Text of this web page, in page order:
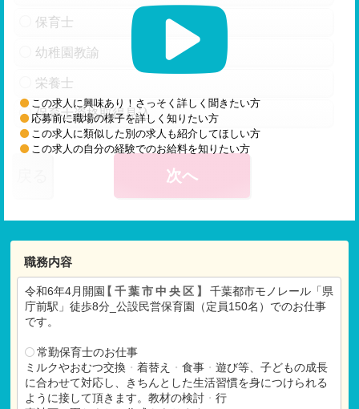
この求人に興味あり！さっそく詳しく聞きたい方
応募前に職場の様子を詳しく知りたい方
この求人に類似した別の求人も紹介してほしい方
この求人の自分の経験でのお給料を知りたい方
保育士
幼稚園教諭
栄養士
保育士資格取得見込
次へ
職務内容
令和6年4月開園【千葉市中央区】 千葉都市モノレール「県
庁前駅」徒歩8分_公設民営保育園（定員150名）でのお仕事
です。
常勤保育士のお仕事
ミルクやおむつ交換・ 着替え ・ 食事・ 遊び等、子どもの成長
に合わせて対応し、きちんとした生活習慣を身につけられる
ように接して頂きます。教材の検討・ 行